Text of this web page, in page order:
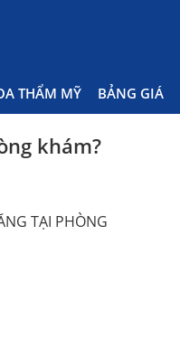
THẨM MỸ BẢNG GIÁ
khám?
TẠI PHÒNG